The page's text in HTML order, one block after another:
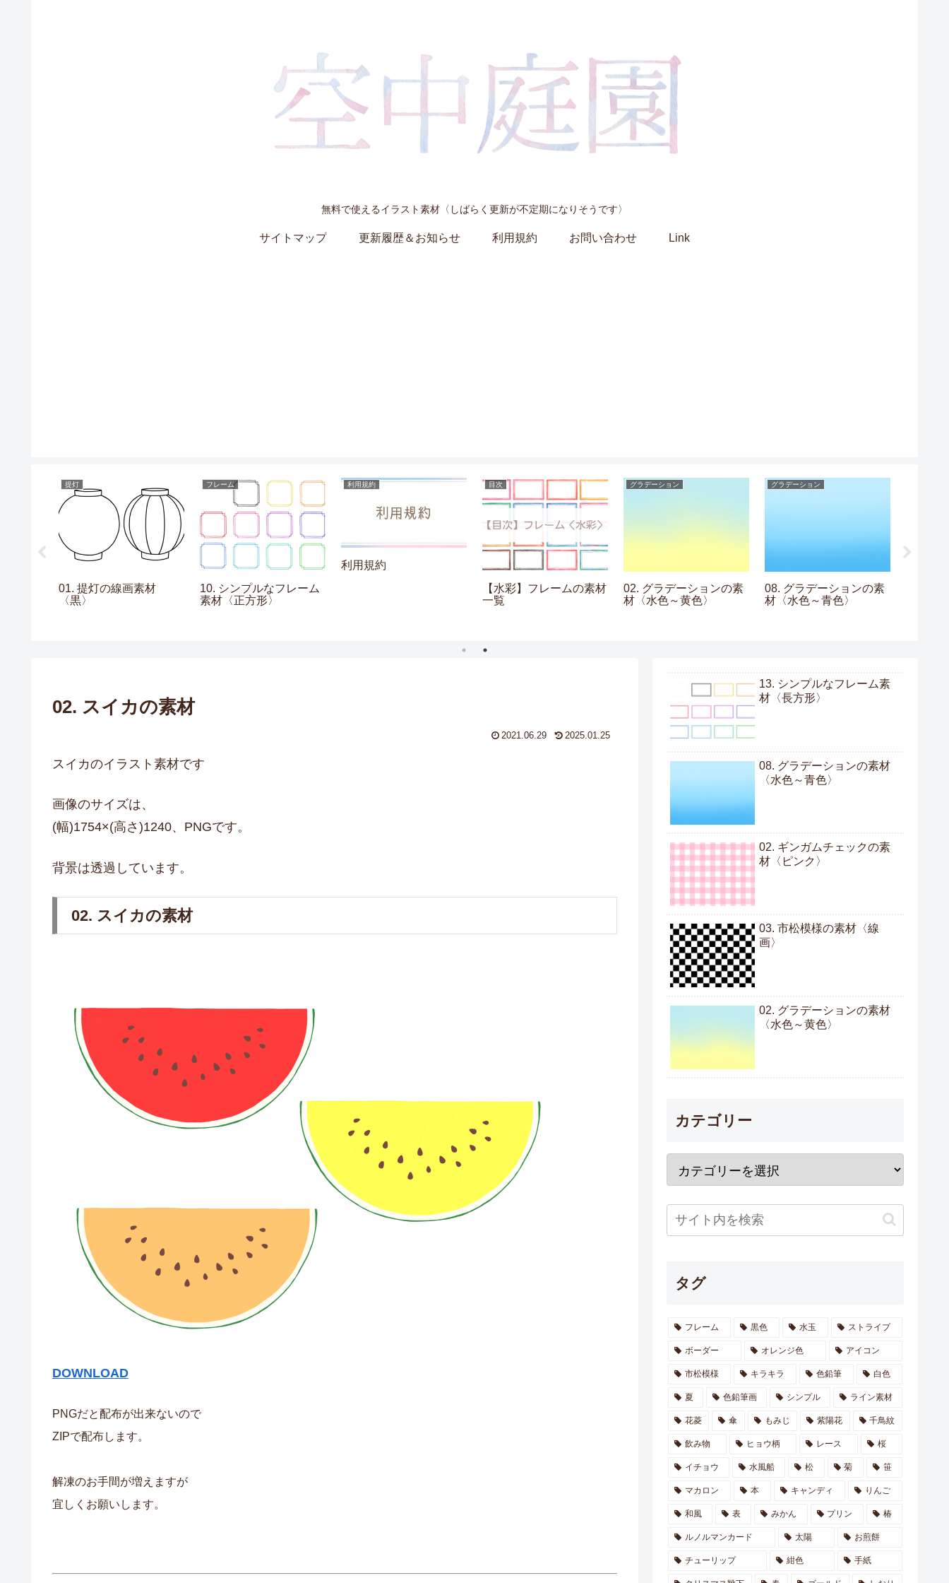
無料で使えるイラスト素材〈しばらく更新が不定期になりそうです〉
サイトマップ 更新履歴＆お知らせ 利用規約 お問い合わせ Link
提灯
01. 提灯の線画素材
〈黒〉
フレーム
10. シンプルなフレーム
素材〈正方形〉
利用規約
利用規約
目次
【水彩】フレームの素材
一覧
グラデーション
02. グラデーションの素
材〈水色～黄色〉
グラデーション
08. グラデーションの素
材〈水色～青色〉
02. スイカの素材
2021.06.29 2025.01.25
スイカのイラスト素材です
画像のサイズは、
(幅)1754×(高さ)1240、PNGです。
背景は透過しています。
02. スイカの素材
DOWNLOAD
PNGだと配布が出来ないので
ZIPで配布します。
解凍のお手間が増えますが
宜しくお願いします。
13. シンプルなフレーム素
材〈長方形〉
08. グラデーションの素材
〈水色～青色〉
02. ギンガムチェックの素
材〈ピンク〉
03. 市松模様の素材〈線
画〉
02. グラデーションの素材
〈水色～黄色〉
カテゴリー
タグ
フレーム 黒色 水玉 ストライプ
ボーダー オレンジ色 アイコン
市松模様 キラキラ 色鉛筆 白色
夏 色鉛筆画 シンプル ライン素材
花菱 傘 もみじ 紫陽花 千鳥紋
飲み物 ヒョウ柄 レース 桜
イチョウ 水風船 松 菊 笹
マカロン 本 キャンディ りんご
和風 表 みかん プリン 椿
ルノルマンカード 太陽 お煎餅
チューリップ 紺色 手紙